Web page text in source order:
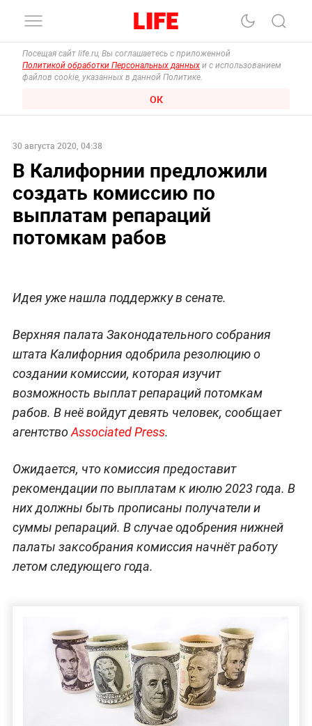
Посещая сайт life.ru, Вы соглашаетесь с приложенной
Политикой обработки Персональных данных и с использованием
файлов cookie, указанных в данной Политике.
ОК
30 августа 2020, 04:38
В Калифорнии предложили
создать комиссию по
выплатам репараций
потомкам рабов
Идея уже нашла поддержку в сенате.
Верхняя палата Законодательного собрания
штата Калифорния одобрила резолюцию о
создании комиссии, которая изучит
возможность выплат репараций потомкам
рабов. В неё войдут девять человек, сообщает
агентствоAssociated Press.
Ожидается, что комиссия предоставит
рекомендации по выплатам к июлю 2023 года. В
них должны быть прописаны получатели и
суммы репараций. В случае одобрения нижней
палаты заксобрания комиссия начнёт работу
летом следующего года.